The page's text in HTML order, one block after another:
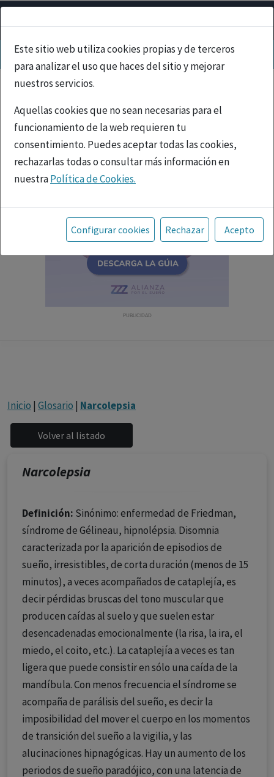
Este sitio web utiliza cookies propias y de terceros
para analizar el uso que haces del sitio y mejorar
nuestros servicios.
Aquellas cookies que no sean necesarias para el
funcionamiento de la web requieren tu
consentimiento. Puedes aceptar todas las cookies,
rechazarlas todas o consultar más información en
nuestraPolítica de Cookies.
Toda la información incluida en la Página Web está
referida a productos del mercado español y, por
tanto, dirigida a profesionales sanitarios legalmente
facultados para prescribir o dispensar medicamentos
con ejercicio profesional. La información técnica de los
fármacos se facilita a título meramente informativo,
Configurar cookies Rechazar Acepto
PUBLICIDAD
Inicio | Glosario | Narcolepsia
Narcolepsia
Definición: Sinónimo: enfermedad de Friedman,
síndrome de Gélineau, hipnolépsia. Disomnia
caracterizada por la aparición de episodios de
sueño, irresistibles, de corta duración (menos de 15
minutos), a veces acompañados de cataplejía, es
decir pérdidas bruscas del tono muscular que
producen caídas al suelo y que suelen estar
desencadenadas emocionalmente (la risa, la ira, el
miedo, el coito, etc.). La cataplejía a veces es tan
ligera que puede consistir en sólo una caída de la
mandíbula. Con menos frecuencia el síndrome se
acompaña de parálisis del sueño, es decir la
imposibilidad del mover el cuerpo en los momentos
de transición del sueño a la vigilia, y las
alucinaciones hipnagógicas. Hay un aumento de los
periodos de sueño paradójico, con una latencia de